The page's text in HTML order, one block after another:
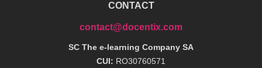
CONTACT
contact@docentix.com
SC The e-learning Company SA
CUI: RO30760571